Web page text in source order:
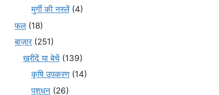
मुर्गी की नस्लें(4)
फल(18)
बाज़ार(251)
खरीदें या बेचें (139)
कृषि उपकरण(14)
पशुधन (26)